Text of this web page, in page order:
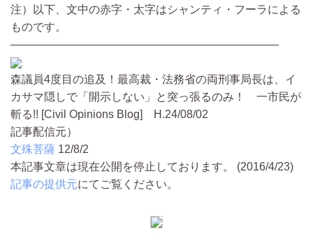
注）以下、文中の赤字・太字はシャンティ・フーラによる
ものです。
————————————————————————
森議員4度目の追及！最高裁・法務省の両刑事局長は、イ
カサマ隠しで「開示しない」と突っ張るのみ！ 一市民が
斬る!! [Civil Opinions Blog] H.24/08/02
記事配信元）
文殊菩薩 12/8/2
本記事文章は現在公開を停止しております。 (2016/4/23)
記事の提供元にてご覧ください。